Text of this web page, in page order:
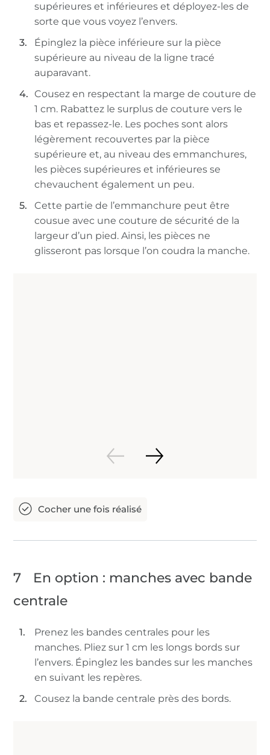
supérieures et inférieures et déployez-les de
sorte que vous voyez l’envers.
Épinglez la pièce inférieure sur la pièce
supérieure au niveau de la ligne tracé
auparavant.
Cousez en respectant la marge de couture de
1 cm. Rabattez le surplus de couture vers le
bas et repassez-le. Les poches sont alors
légèrement recouvertes par la pièce
supérieure et, au niveau des emmanchures,
les pièces supérieures et inférieures se
chevauchent également un peu.
Cette partie de l’emmanchure peut être
cousue avec une couture de sécurité de la
largeur d’un pied. Ainsi, les pièces ne
glisseront pas lorsque l’on coudra la manche.
7
En option : manches avec bande
centrale
Prenez les bandes centrales pour les
manches. Pliez sur 1 cm les longs bords sur
l’envers. Épinglez les bandes sur les manches
en suivant les repères.
Cousez la bande centrale près des bords.